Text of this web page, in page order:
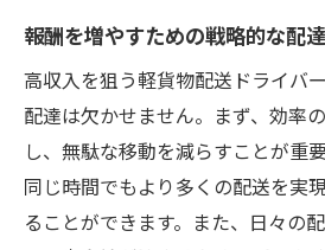
報酬を増やすための戦略的な配達
高収入を狙う軽貨物配送ドライバ
配達は欠かせません。まず、効率
し、無駄な移動を減らすことが重
同じ時間でもより多くの配送を実
ることができます。また、日々の